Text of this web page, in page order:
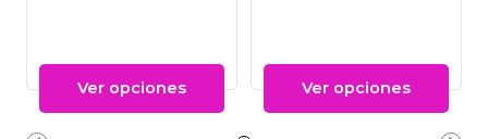
Ver opciones Ver opciones